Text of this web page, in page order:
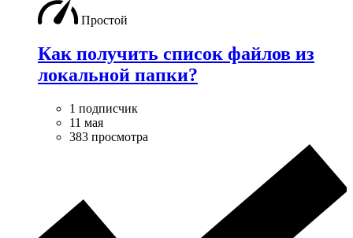
Простой
Как получить список файлов из
локальной папки?
1 подписчик
11 мая
383 просмотра